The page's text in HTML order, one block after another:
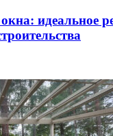
идеальное